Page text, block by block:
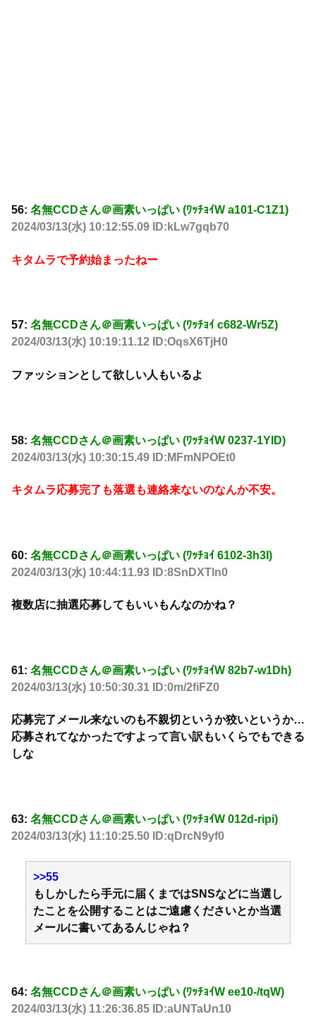
56: 名無CCDさん＠画素いっぱい (ﾜｯﾁｮｲW a101-C1Z1)
2024/03/13(水) 10:12:55.09 ID:kLw7gqb70
キタムラで予約始まったねー
57: 名無CCDさん＠画素いっぱい (ﾜｯﾁｮｲ c682-Wr5Z)
2024/03/13(水) 10:19:11.12 ID:OqsX6TjH0
ファッションとして欲しい人もいるよ
58: 名無CCDさん＠画素いっぱい (ﾜｯﾁｮｲW 0237-1YID)
2024/03/13(水) 10:30:15.49 ID:MFmNPOEt0
キタムラ応募完了も落選も連絡来ないのなんか不安。
60: 名無CCDさん＠画素いっぱい (ﾜｯﾁｮｲ 6102-3h3I)
2024/03/13(水) 10:44:11.93 ID:8SnDXTln0
複数店に抽選応募してもいいもんなのかね？
61: 名無CCDさん＠画素いっぱい (ﾜｯﾁｮｲW 82b7-w1Dh)
2024/03/13(水) 10:50:30.31 ID:0m/2fiFZ0
応募完了メール来ないのも不親切というか狡いというか…
応募されてなかったですよって言い訳もいくらでもできる
しな
63: 名無CCDさん＠画素いっぱい (ﾜｯﾁｮｲW 012d-ripi)
2024/03/13(水) 11:10:25.50 ID:qDrcN9yf0
>>55
もしかしたら手元に届くまではSNSなどに当選し
たことを公開することはご遠慮くださいとか当選
メールに書いてあるんじゃね？
64: 名無CCDさん＠画素いっぱい (ﾜｯﾁｮｲW ee10-/tqW)
2024/03/13(水) 11:26:36.85 ID:aUNTaUn10